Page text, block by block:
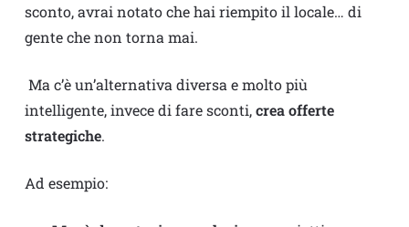
sconto, avrai notato che hai riempito il locale… di
gente che non torna mai.
Ma c’è un’alternativa diversa e molto più
intelligente, invece di fare sconti,crea offerte
strategiche.
Ad esempio: